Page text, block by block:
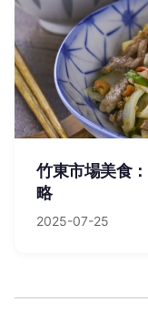
竹東市場美食
略
2025-07-25